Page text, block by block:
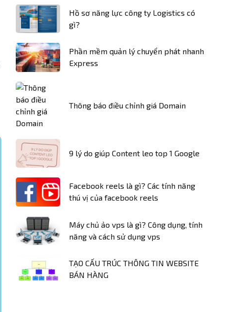
Hồ sơ năng lực công ty Logistics có
gì?
Phần mềm quản lý chuyển phát nhanh
Express
Thông báo điều chỉnh giá Domain
9 lý do giúp Content leo top 1 Google
Facebook reels là gì? Các tính năng
thú vị của facebook reels
Máy chủ ảo vps là gì? Công dụng, tính
năng và cách sử dụng vps
TẠO CẤU TRÚC THÔNG TIN WEBSITE
BÁN HÀNG